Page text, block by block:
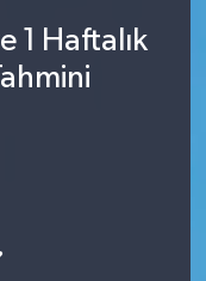
1 Haftalık